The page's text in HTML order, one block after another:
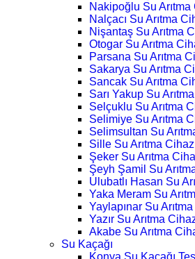
Nakipoğlu Su Arıtma
Nalçacı Su Arıtma
Nişantaş Su Arıtma
Otogar Su Arıtma
Parsana Su Arıtma
Sakarya Su Arıtma
Sancak Su Arıtma
Sarı Yakup Su
Selçuklu Su Arıtma
Selimiye Su Arıtma
Selimsultan Su
Sille Su Arıtma
Şeker Su Arıtma
Şeyh Şamil Su
Ulubatlı Hasan Su
Yaka Meram Su
Yaylapınar Su Arıtma
Yazır Su Arıtma
Akabe Su Arıtma
Su Kaçağı